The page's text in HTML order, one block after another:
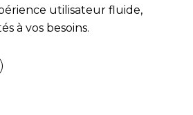
utilisateur fluide,
à vos besoins.